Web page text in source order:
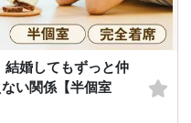
婚してもずっと仲
い関係【半個室